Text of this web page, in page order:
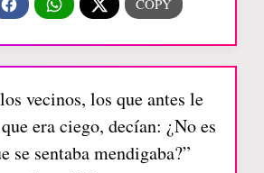
vecinos, los que antes le
era ciego, decían: ¿No es
se sentaba mendigaba?”